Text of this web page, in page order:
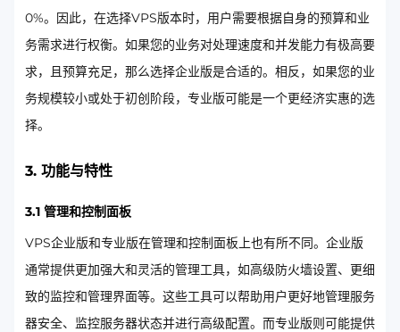
0%。因此，在选择VPS版本时，用户需要根据自身的预算和业
务需求进行权衡。如果您的业务对处理速度和并发能力有极高要
求，且预算充足，那么选择企业版是合适的。相反，如果您的业
务规模较小或处于初创阶段，专业版可能是一个更经济实惠的选
择。
3. 功能与特性
3.1 管理和控制面板
VPS企业版和专业版在管理和控制面板上也有所不同。企业版
通常提供更加强大和灵活的管理工具，如高级防火墙设置、更细
致的监控和管理界面等。这些工具可以帮助用户更好地管理服务
器安全、监控服务器状态并进行高级配置。而专业版则可能提供